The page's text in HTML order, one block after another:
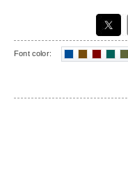
Font color: